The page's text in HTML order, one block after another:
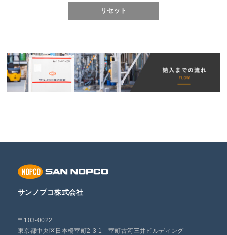
サンノプコ株式会社
〒103-0022
東京都中央区日本橋室町2-3-1 室町古河三井ビルディング